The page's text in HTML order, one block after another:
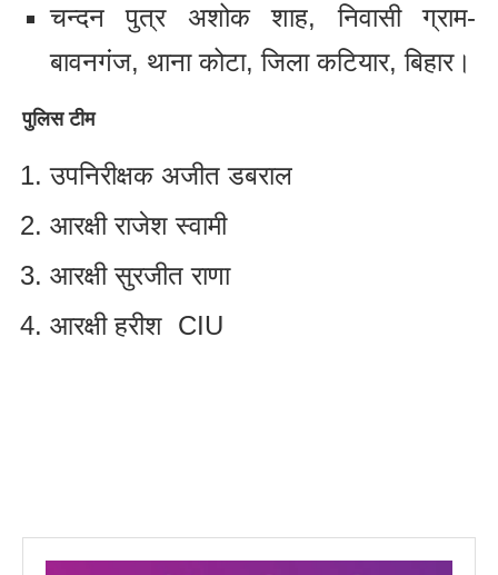
चन्दन पुत्र अशोक शाह, निवासी ग्राम-
बावनगंज, थाना कोटा, जिला कटियार, बिहार।
पुलिस टीम
उपनिरीक्षक अजीत डबराल
आरक्षी राजेश स्वामी
आरक्षी सुरजीत राणा
आरक्षी हरीश CIU